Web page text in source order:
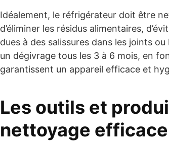
Idéalement, le réfrigérateur doit être
d’éliminer les résidus alimentaires,
dues à des salissures dans les joints
un dégivrage tous les 3 à 6 mois, en
garantissent un appareil efficace et
Les outils et
nettoyage efficace